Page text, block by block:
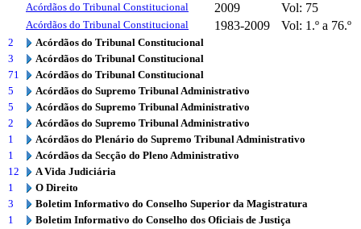
Acórdãos do Tribunal Constitucional 2009 Vol: 75
Acórdãos do Tribunal Constitucional 1983-2009 Vol: 1.º a 76.º
2
Acórdãos do Tribunal Constitucional
3
Acórdãos do Tribunal Constitucional
71
Acórdãos do Tribunal Constitucional
5
Acórdãos do Supremo Tribunal Administrativo
5
Acórdãos do Supremo Tribunal Administrativo
2
Acórdãos do Supremo Tribunal Administrativo
1
Acórdãos do Plenário do Supremo Tribunal Administrativo
1
Acórdãos da Secção do Pleno Administrativo
12
A Vida Judiciária
1
O Direito
3
Boletim Informativo do Conselho Superior da Magistratura
1
Boletim Informativo do Conselho dos Oficiais de Justiça